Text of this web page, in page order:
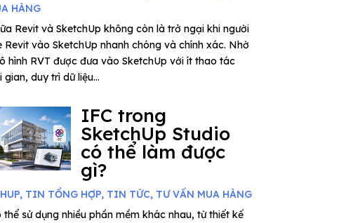
HÀNG
Revit và SketchUp không còn là trở ngại khi người
vào SketchUp nhanh chóng và chính xác. Nhờ
hình RVT được đưa vào SketchUp với ít thao tác
duy trì dữ liệu...
IFC trong
SketchUp Studio
có thể làm được
gì?
, TIN TỔNG HỢP, TIN TỨC, TƯ VẤN MUA HÀNG
sử dụng nhiều phần mềm khác nhau, từ thiết kế